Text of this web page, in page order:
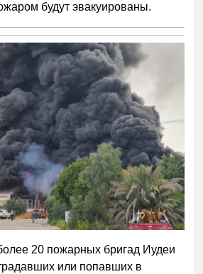
будут эвакуированы.
20 пожарных бригад Иудеи
или попавших в